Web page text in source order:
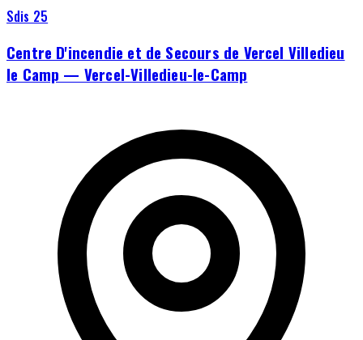
Sdis 25
Centre D'incendie et de Secours de Vercel Villedieu
le Camp — Vercel-Villedieu-le-Camp